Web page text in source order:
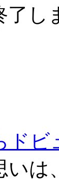
了し
ドビ
いは